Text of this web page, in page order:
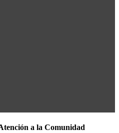
a la Comunidad